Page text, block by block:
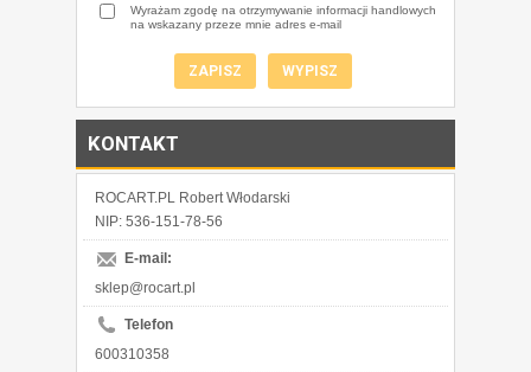
Wyrażam zgodę na otrzymywanie informacji handlowych
na wskazany przeze mnie adres e-mail
KONTAKT
ROCART.PL Robert Włodarski
NIP: 536-151-78-56
E-mail:
sklep@rocart.pl
Telefon
600310358